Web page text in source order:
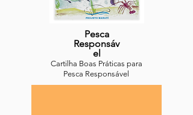
Pesca
Responsáv
el
Cartilha Boas Práticas para